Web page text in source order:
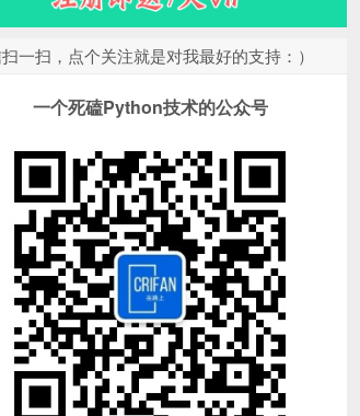
一扫，点个关注就是对我最好的支持：）
一个死磕Python技术的公众号